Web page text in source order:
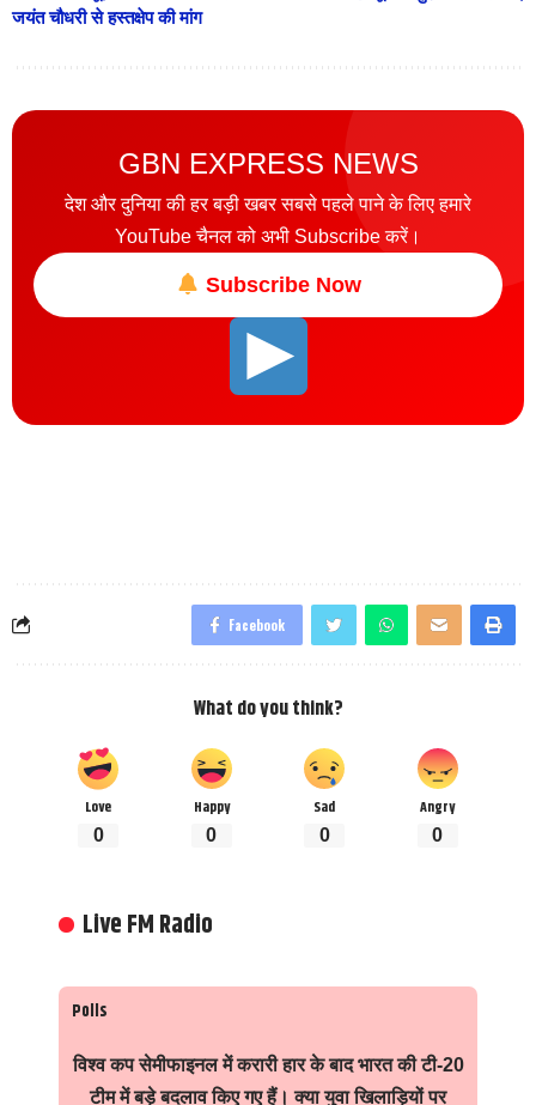
जयंत चौधरी से हस्तक्षेप की मांग
GBN EXPRESS NEWS
देश और दुनिया की हर बड़ी खबर सबसे पहले पाने के लिए हमारे
YouTube चैनल को अभी Subscribe करें।
Subscribe Now
Facebook
What do you think?
Love
0
Happy
0
Sad
0
Angry
0
Live FM Radio
Polls
विश्व कप सेमीफाइनल में करारी हार के बाद भारत की टी-20
टीम में बड़े बदलाव किए गए हैं। क्या युवा खिलाड़ियों पर